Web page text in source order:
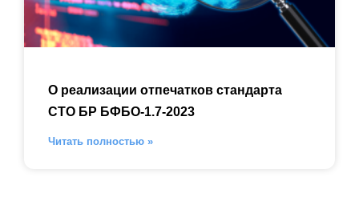
О реализации отпечатков стандарта
СТО БР БФБО-1.7-2023
Читать полностью »